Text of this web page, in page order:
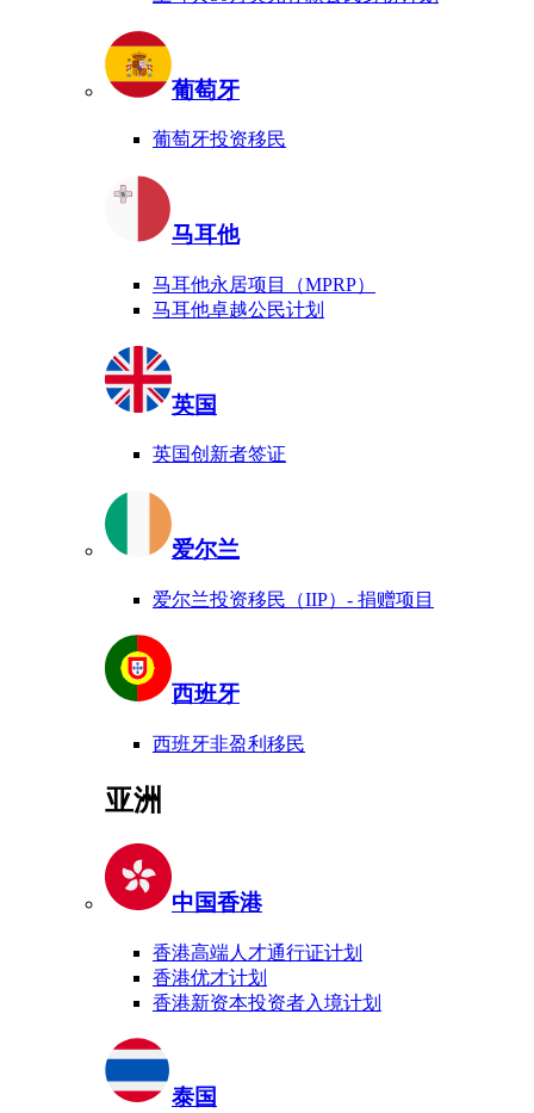
葡萄牙
葡萄牙投资移民
马耳他
马耳他永居项目（MPRP）
马耳他卓越公民计划
英国
英国创新者签证
爱尔兰
爱尔兰投资移民（IIP）- 捐赠项目
西班牙
西班牙非盈利移民
亚洲
中国香港
香港高端人才通行证计划
香港优才计划
香港新资本投资者入境计划
泰国